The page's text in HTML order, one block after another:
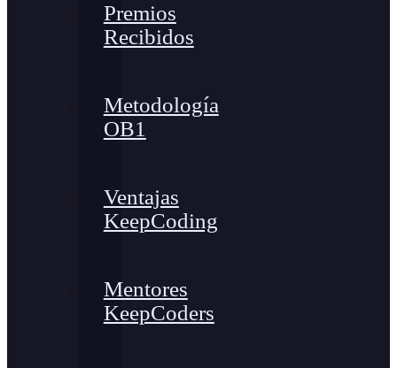
Premios
Recibidos
Metodología
OB1
Ventajas
KeepCoding
Mentores
KeepCoders